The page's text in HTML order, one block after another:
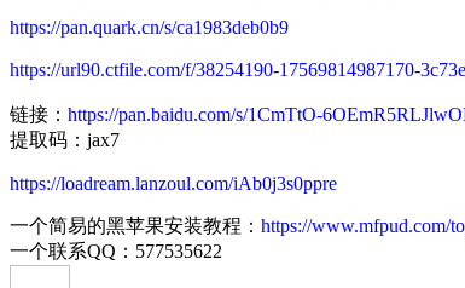
https://pan.quark.cn/s/ca1983deb0b9
https://url90.ctfile.com/f/38254190-17569814987170-
链接： https://pan.baidu.com/s/1CmTtO-
提取码：jax7
https://loadream.lanzoul.com/iAb0j3s0ppre
一个简易的黑苹果安装教程： https://www.mfpud.com/
一个联系QQ：577535622